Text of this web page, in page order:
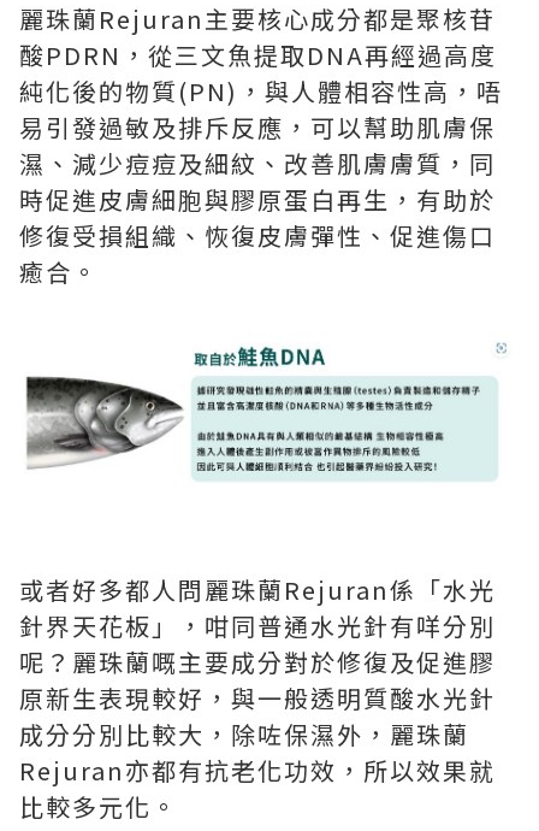
麗珠蘭Rejuran主要核心成分都是聚核苷
酸PDRN，從三文魚提取DNA再經過高度
純化後的物質(PN)，與人體相容性高，唔
易引發過敏及排斥反應，可以幫助肌膚保
濕、減少痘痘及細紋、改善肌膚膚質，同
時促進皮膚細胞與膠原蛋白再生，有助於
修復受損組織、恢復皮膚彈性、促進傷口
癒合。
或者好多都人問麗珠蘭Rejuran係「水光
針界天花板」，咁同普通水光針有咩分別
呢？麗珠蘭嘅主要成分對於修復及促進膠
原新生表現較好，與一般透明質酸水光針
成分分別比較大，除咗保濕外，麗珠蘭
Rejuran亦都有抗老化功效，所以效果就
比較多元化。